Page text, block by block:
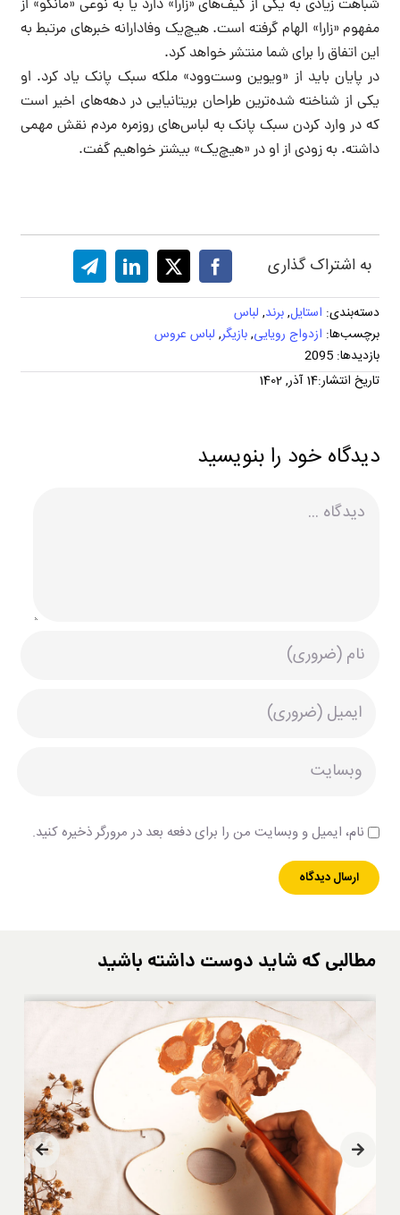
شباهت زیادی به یکی از کیف‌های «زارا» دارد‌ یا به نوعی «مانگو» از
مفهوم «زارا» الهام گرفته است. هیچ‌یک وفادارانه خبرهای مرتبط به
این اتفاق را برای شما منتشر خواهد کرد.
در پایان باید از «ویوین وست‌وود» ملکه سبک پانک یاد کرد. او
یکی از شناخته شده‌ترین طراحان بریتانیایی در دهه‌های اخیر است
که در وارد کردن سبک پانک به لباس‌های روزمره مردم نقش مهمی
داشته. به زودی از او در «هیچ‌یک» بیشتر خواهیم گفت‌.
به اشتراک گذاری
دسته‌بندی: استایل,برند, لباس
برچسب‌ها: ازدواج رویایی,بازیگر, لباس عروس
بازدیدها: 2095
تاریخ انتشار:14 آذر, 1402
دیدگاه خود را بنویسید
نام، ایمیل و وبسایت من را برای دفعه بعد در مرورگر ذخیره کنید.
مطالبی که شاید دوست داشته باشید